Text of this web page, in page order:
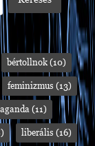
bértollnok (10)
feminizmus (13)
(11)
liberális (16)